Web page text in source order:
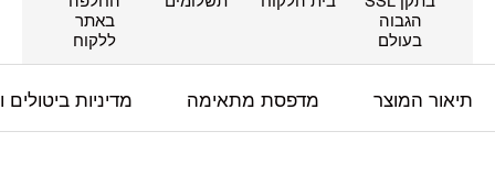
הגבוה
בעולם
באתר
ללקוח
תיאור המוצר מדפסת מתאימה מדיניות ביטולים